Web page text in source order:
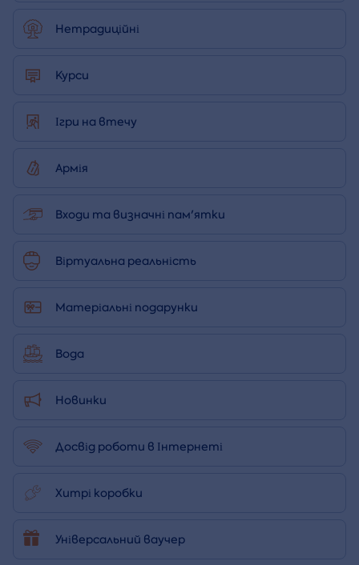
Нетрадиційні
Курси
Ігри на втечу
Армія
Входи та визначні пам'ятки
Віртуальна реальність
Матеріальні подарунки
Вода
Новинки
Досвід роботи в Інтернеті
Хитрі коробки
Універсальний ваучер